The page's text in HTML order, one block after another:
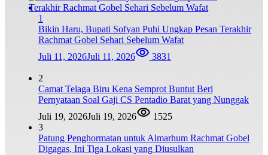
1
Bikin Haru, Bupati Sofyan Puhi Ungkap Pesan Terakhir
Rachmat Gobel Sehari Sebelum Wafat
Juli 11, 2026Juli 11, 2026 3831
2
Camat Telaga Biru Kena Semprot Buntut Beri
Pernyataan Soal Gaji CS Pentadio Barat yang Nunggak
Juli 19, 2026Juli 19, 2026
1525
3
Patung Penghormatan untuk Almarhum Rachmat Gobel
Digagas, Ini Tiga Lokasi yang Diusulkan